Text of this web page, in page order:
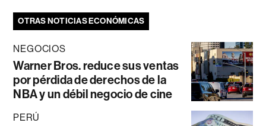
OTRAS NOTICIAS ECONÓMICAS
NEGOCIOS
Warner Bros. reduce sus ventas
por pérdida de derechos de la
NBA y un débil negocio de cine
PERÚ